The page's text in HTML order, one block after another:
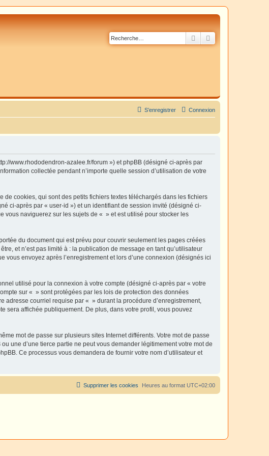
Rechercher
Connexion
S’enregistrer
www.rhododendron-azalee.fr/forum ») et phpBB (désigné ci-après par
collectée pendant n’importe quelle session d’utilisation de votre
cookies, qui sont des petits fichiers textes téléchargés dans les fichiers
ci-après par « user-id ») et un identifiant de session invité (désigné ci-
vous naviguerez sur les sujets de « » et est utilisé pour stocker les
du document qui est prévu pour couvrir seulement les pages créées
et n’est pas limité à : la publication de message en tant qu’utilisateur
envoyez après l’enregistrement et lors d’une connexion (désignés ici
utilisé pour la connexion à votre compte (désigné ci-après par « votre
sur « » sont protégées par les lois de protection des données
adresse courriel requise par « » durant la procédure d’enregistrement,
sera affichée publiquement. De plus, dans votre profil, vous pouvez
mot de passe sur plusieurs sites Internet différents. Votre mot de passe
une d’une tierce partie ne peut vous demander légitimement votre mot de
Ce processus vous demandera de fournir votre nom d’utilisateur et
Heures au format UTC+02:00
Supprimer les cookies